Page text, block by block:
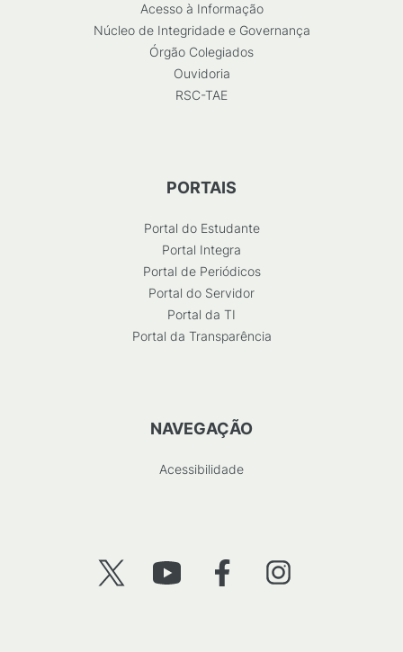
Acesso à Informação
Núcleo de Integridade e Governança
Órgão Colegiados
Ouvidoria
RSC-TAE
PORTAIS
Portal do Estudante
Portal Integra
Portal de Periódicos
Portal do Servidor
Portal da TI
Portal da Transparência
NAVEGAÇÃO
Acessibilidade